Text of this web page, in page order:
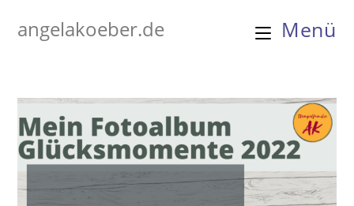
Inhaltangelakoeber.de Menü